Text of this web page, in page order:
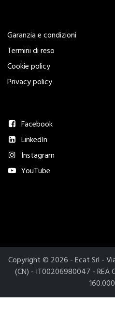
Garanzia e condizioni
Termini di reso
Cookie policy
Privacy policy
Facebook
LinkedIn
Instagram
YouTube
Copyright © 2026 - Ecat Srl -
(CN) - IT00206980047 - REA